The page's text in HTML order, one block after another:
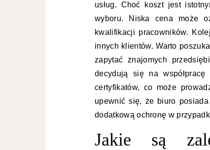
usług. Choć koszt jest
wyboru. Niska cena może
kwalifikacji pracowników.
innych klientów. Warto
zapytać znajomych
decydują się na
certyfikatów, co może
upewnić się, że biuro
dodatkową ochronę w
Jakie są